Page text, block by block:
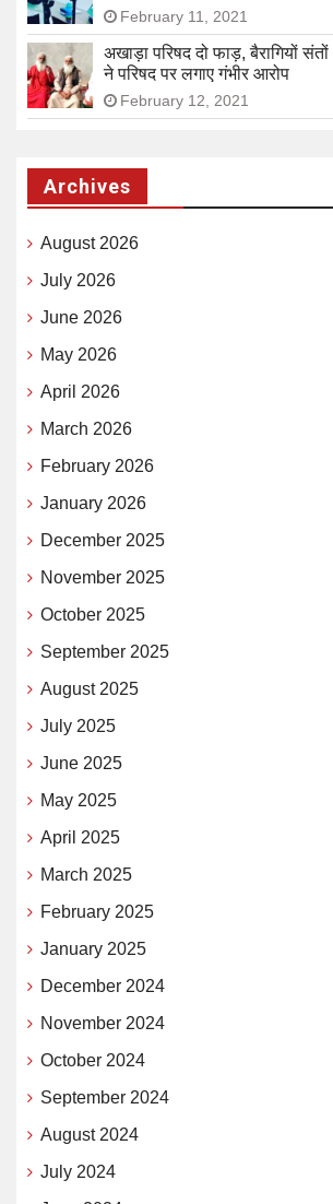
February 11, 2021
अखाड़ा परिषद दो फाड़, बैरागियों संतों
ने परिषद पर लगाए गंभीर आरोप
February 12, 2021
Archives
August 2026
July 2026
June 2026
May 2026
April 2026
March 2026
February 2026
January 2026
December 2025
November 2025
October 2025
September 2025
August 2025
July 2025
June 2025
May 2025
April 2025
March 2025
February 2025
January 2025
December 2024
November 2024
October 2024
September 2024
August 2024
July 2024